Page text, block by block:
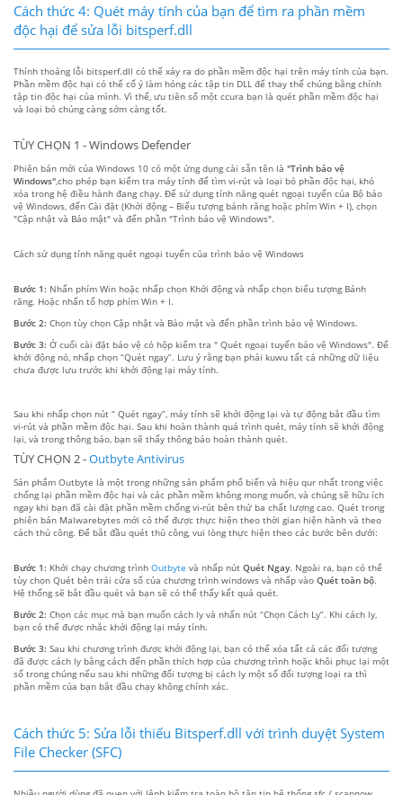
Cách thức 4: Quét máy tính của bạn để tìm ra phần mềm
độc hại để sửa lỗi bitsperf.dll
Thỉnh thoảng lỗi bitsperf.dll có thể xảy ra do phần mềm độc hại trên máy tính của bạn.
Phần mềm độc hại có thể cố ý làm hỏng các tập tin DLL để thay thế chúng bằng chính
tập tin độc hại của mình. Vì thế, ưu tiên số một ccura bạn là quét phần mềm độc hại
và loại bỏ chúng càng sớm càng tốt.
TÙY CHỌN 1 - Windows Defender
Phiên bản mới của Windows 10 có một ứng dụng cài sẵn tên là "Trình bảo vệ
Windows",cho phép bạn kiểm tra máy tính để tìm vi-rút và loại bỏ phần độc hại, khó
xóa trong hệ điều hành đang chạy. Để sử dụng tính năng quét ngoại tuyến của Bộ bảo
vệ Windows, đến Cài đặt (Khởi động – Biểu tượng bánh răng hoặc phím Win + I), chọn
"Cập nhật và Bảo mật" và đến phần "Trình bảo vệ Windows".
Cách sử dụng tính năng quét ngoại tuyến của trình bảo vệ Windows
Bước 1: Nhấn phím Win hoặc nhấp chọn Khởi động và nhấp chọn biểu tượng Bánh
răng. Hoặc nhấn tổ hợp phím Win + I.
Bước 2: Chọn tùy chọn Cập nhật và Bảo mật và đến phần trình bảo vệ Windows.
Bước 3: Ở cuối cài đặt bảo vệ có hộp kiểm tra " Quét ngoại tuyến bảo vệ Windows". Để
khởi động nó, nhấp chọn “Quét ngay”. Lưu ý rằng bạn phải kuwu tất cả những dữ liệu
chưa được lưu trước khi khởi động lại máy tính.
Sau khi nhấp chọn nút “ Quét ngay”, máy tính sẽ khởi động lại và tự động bắt đầu tìm
vi-rút và phần mềm độc hại. Sau khi hoàn thành quá trình quét, máy tính sẽ khởi động
lại, và trong thông báo, bạn sẽ thấy thông báo hoàn thành quét.
TÙY CHỌN 2 -Outbyte Antivirus
Sản phẩm Outbyte là một trong những sản phẩm phổ biến và hiệu qur nhất trong việc
chống lại phần mềm độc hại và các phần mềm không mong muốn, và chúng sẽ hữu ích
ngay khi bạn đã cài đặt phần mềm chống vi-rút bên thứ ba chất lượng cao. Quét trong
phiên bản Malwarebytes mới có thể được thực hiện theo thời gian hiện hành và theo
cách thủ công. Để bắt đầu quét thủ công, vui lòng thực hiện theo các bước bên dưới:
Bước 1: Khởi chạy chương trình Outbyte và nhấp nút Quét Ngay. Ngoài ra, bạn có thể
tùy chọn Quét bên trái cửa sổ của chương trình windows và nhấp vào Quét toàn bộ.
Hệ thống sẽ bắt đầu quét và bạn sẽ có thể thấy kết quả quét.
Bước 2: Chọn các mục mà bạn muốn cách ly và nhấn nút “Chọn Cách Ly”. Khi cách ly,
bạn có thể được nhắc khởi động lại máy tính.
Bước 3: Sau khi chương trình được khởi động lại, bạn có thể xóa tất cả các đối tượng
đã được cách ly bằng cách đến phần thích hợp của chương trình hoặc khôi phục lại một
số trong chúng nếu sau khi những đối tượng bị cách ly một số đối tượng loại ra thì
phần mềm của bạn bắt đầu chạy không chính xác.
Cách thức 5: Sửa lỗi thiếu Bitsperf.dll với trình duyệt System
File Checker (SFC)